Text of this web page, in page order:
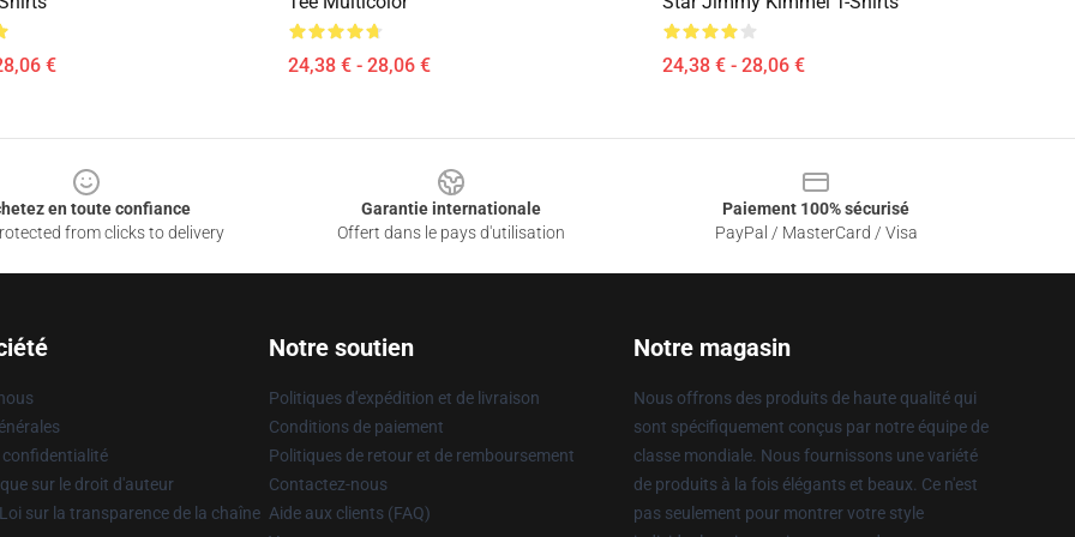
€ 24,38 € - 28,06 € 24,38 € - 28,06 €
en toute confiance
from clicks to delivery
Garantie internationale
Offert dans le pays d'utilisation
Paiement 100% sécurisé
PayPal / MasterCard / Visa
confidentialité
sur le droit d'auteur
sur la transparence de la chaîne
Notre soutien
Politiques d'expédition et de livraison
Conditions de paiement
Politiques de retour et de remboursement
Contactez-nous
Aide aux clients (FAQ)
Notre magasin
Nous offrons des produits de haute qualité qui
sont spécifiquement conçus par notre équipe de
classe mondiale. Nous fournissons une variété
de produits à la fois élégants et beaux. Ce n'est
pas seulement pour montrer votre style